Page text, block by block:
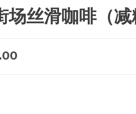
场丝滑咖啡（